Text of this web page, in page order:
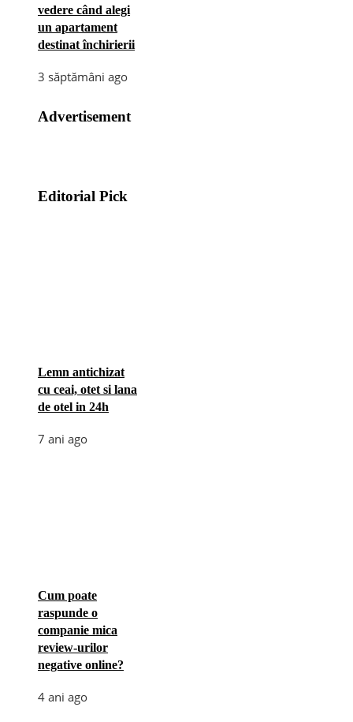
vedere când alegi
un apartament
destinat închirierii
3 săptămâni ago
Advertisement
Editorial Pick
Lemn antichizat
cu ceai, otet si lana
de otel in 24h
7 ani ago
Cum poate
raspunde o
companie mica
review-urilor
negative online?
4 ani ago